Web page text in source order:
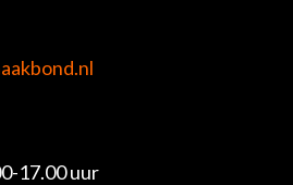
17.00 uur